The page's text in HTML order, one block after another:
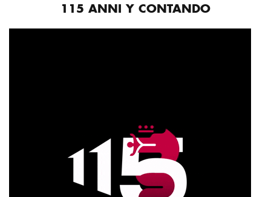
115 ANNI Y CONTANDO